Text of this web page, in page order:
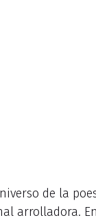
de la
arrolladora.